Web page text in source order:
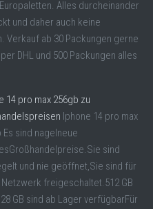
Alles durcheinander
und daher auch keine
Verkauf ab 30 Packungen gerne
DHL und 500 Packungen alles
14 pro max 256gb zu
Iphone 14 pro max
Es sind nagelneue
sind
und nie geöffnet,Sie sind für
freigeschaltet.512 GB
GB sind ab Lager verfügbarFür